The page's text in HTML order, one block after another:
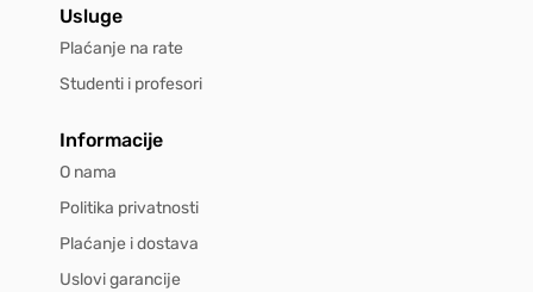
Usluge
Plaćanje na rate
Studenti i profesori
Informacije
O nama
Politika privatnosti
Plaćanje i dostava
Uslovi garancije